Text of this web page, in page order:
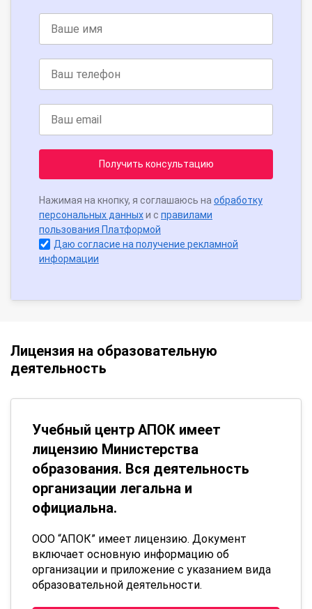
Получить консультацию
Нажимая на кнопку, я соглашаюсь на обработку
персональных данныхи с правилами
пользования Платформой
Даю согласие на получение рекламной
информации
Лицензия на образовательную
деятельность
Учебный центр АПОК имеет
лицензию Министерства
образования. Вся деятельность
организации легальна и
официальна.
ООО “АПОК” имеет лицензию. Документ
включает основную информацию об
организации и приложение с указанием вида
образовательной деятельности.